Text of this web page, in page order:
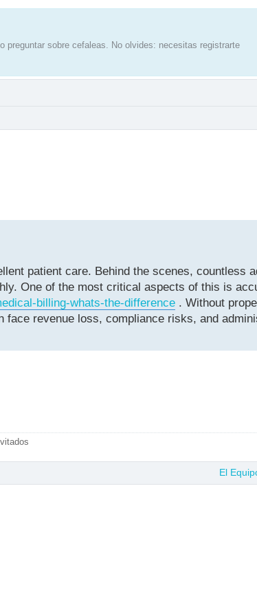
preguntar sobre cefaleas. No olvides: necesitas registrarte
patient care. Behind the scenes, countless
One of the most critical aspects of this is
billing-whats-the-difference . Without
face revenue loss, compliance risks, and
El